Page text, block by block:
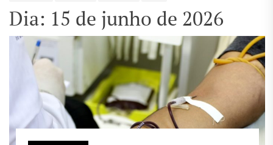
Dia: 15 de junho de 2026